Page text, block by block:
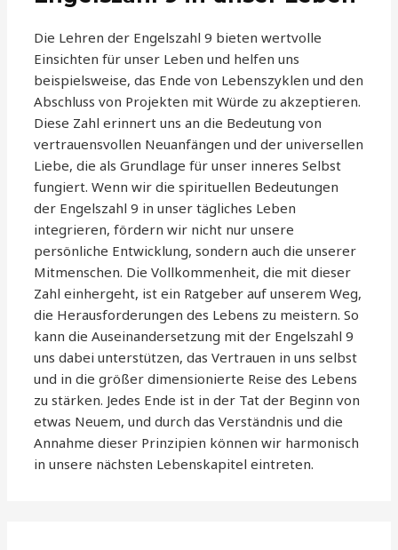
Die Lehren der Engelszahl 9 bieten wertvolle
Einsichten für unser Leben und helfen uns
beispielsweise, das Ende von Lebenszyklen und den
Abschluss von Projekten mit Würde zu akzeptieren.
Diese Zahl erinnert uns an die Bedeutung von
vertrauensvollen Neuanfängen und der universellen
Liebe, die als Grundlage für unser inneres Selbst
fungiert. Wenn wir die spirituellen Bedeutungen
der Engelszahl 9 in unser tägliches Leben
integrieren, fördern wir nicht nur unsere
persönliche Entwicklung, sondern auch die unserer
Mitmenschen. Die Vollkommenheit, die mit dieser
Zahl einhergeht, ist ein Ratgeber auf unserem Weg,
die Herausforderungen des Lebens zu meistern. So
kann die Auseinandersetzung mit der Engelszahl 9
uns dabei unterstützen, das Vertrauen in uns selbst
und in die größer dimensionierte Reise des Lebens
zu stärken. Jedes Ende ist in der Tat der Beginn von
etwas Neuem, und durch das Verständnis und die
Annahme dieser Prinzipien können wir harmonisch
in unsere nächsten Lebenskapitel eintreten.